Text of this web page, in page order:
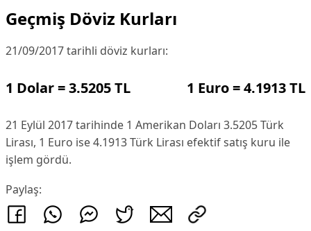
Geçmiş Döviz Kurları
21/09/2017 tarihli döviz kurları:
1 Dolar = 3.5205 TL 1 Euro = 4.1913 TL
21 Eylül 2017 tarihinde 1 Amerikan Doları 3.5205 Türk
Lirası, 1 Euro ise 4.1913 Türk Lirası efektif satış kuru ile
işlem gördü.
Paylaş: